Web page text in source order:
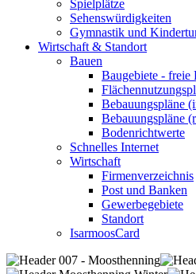
Spielplätze
Sehenswürdigkeiten
Gymnastik und
Wirtschaft & Standort
Bauen
Baugebiete - freie
Bebauungspläne
Bebauungspläne
Bodenrichtwerte
Schnelles Internet
Wirtschaft
Firmenverzeichnis
Post und Banken
Gewerbegebiete
Standort
IsarmoosCard